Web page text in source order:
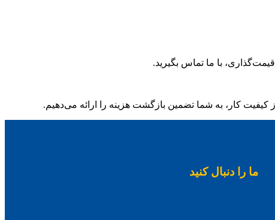
با ما تماس بگیرید.
کیفیت کار، به شما تضمین بازگشت هزینه را ارائه می‌دهیم.
ما را دنبال کنید